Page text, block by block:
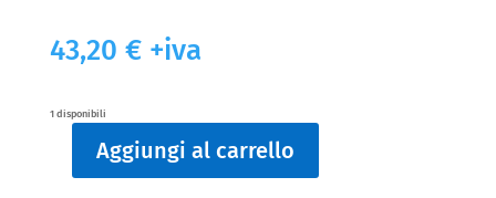
43,20 € +iva
1 disponibili
Lampadine
microlamapada
Aggiungi al carrello